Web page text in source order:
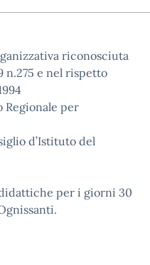
riconosciuta
n.275 e nel rispetto
Regionale per
d’Istituto del
per i giorni 30